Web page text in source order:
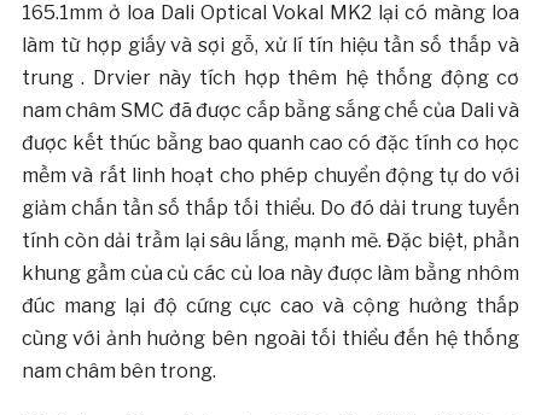
165.1mm ở loa Dali Optical Vokal MK2 lại có màng loa
làm từ hợp giấy và sợi gỗ, xử lí tín hiệu tần số thấp và
trung . Drvier này tích hợp thêm hệ thống động cơ
nam châm SMC đã được cấp bằng sắng chế của Dali và
được kết thúc bằng bao quanh cao có đặc tính cơ học
mềm và rất linh hoạt cho phép chuyển động tự do với
giảm chấn tần số thấp tối thiểu. Do đó dải trung tuyến
tính còn dải trầm lại sâu lắng, mạnh mẽ. Đặc biệt, phần
khung gầm của củ các củ loa này được làm bằng nhôm
đúc mang lại độ cứng cực cao và cộng hưởng thấp
cùng với ảnh hưởng bên ngoài tối thiểu đến hệ thống
nam châm bên trong.